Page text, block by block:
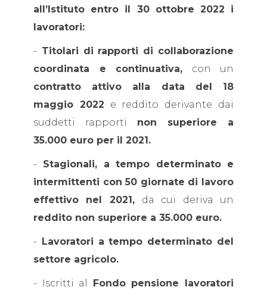
all’Istituto entro il 30 ottobre 2022 i
lavoratori:
- Titolari di rapporti di collaborazione
coordinata e continuativa, con un
contratto attivo alla data del 18
maggio 2022 e reddito derivante dai
suddetti rapporti non superiore a
35.000 euro per il 2021.
- Stagionali, a tempo determinato e
intermittenti con 50 giornate di lavoro
effettivo nel 2021, da cui deriva un
reddito non superiore a 35.000 euro.
- Lavoratori a tempo determinato del
settore agricolo.
- Iscritti al Fondo pensione lavoratori